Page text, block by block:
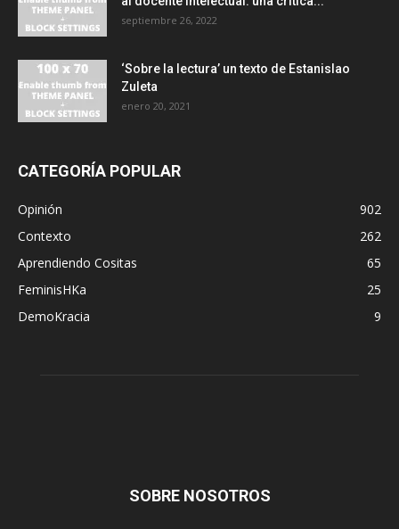
septiembre 26, 2022
‘Sobre la lectura’ un texto de Estanislao
Zuleta
enero 20, 2021
CATEGORÍA POPULAR
Opinión
902
Contexto
262
Aprendiendo Cositas
65
FeminisHKa
25
DemoKracia
9
SOBRE NOSOTROS